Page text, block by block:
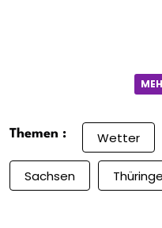
Themen : Wetter
Sachsen